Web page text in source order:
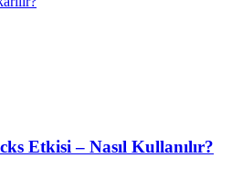
Etkisi – Nasıl Kullanılır?